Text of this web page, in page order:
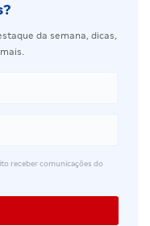
da semana, dicas,
receber comunicações do